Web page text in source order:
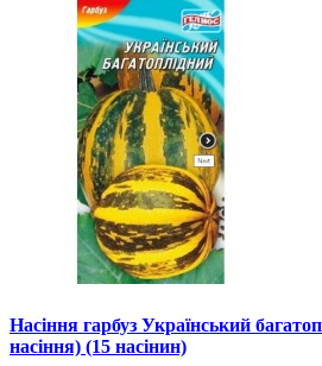
Насіння гарбуз Український
насіння) (15 насінин)